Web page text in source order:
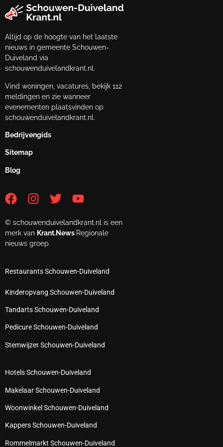
Altijd op de hoogte van het laatste
nieuws in gemeente Schouwen-
Duiveland via
schouwenduivelandkrant.nl.
Vind woningen, vacatures, bekijk 112
meldingen en zie wanneer
evenementen plaatsvinden op
schouwenduivelandkrant.nl.
Bedrijvengids
Sitemap
Blog
© schouwenduivelandkrant.nl is een
merk van Krant.News Regionale
nieuws groep.
Restaurants Schouwen-Duiveland
Kinderopvang Schouwen-Duiveland
Tandarts Schouwen-Duiveland
Pedicure Schouwen-Duiveland
Stemwijzer Schouwen-Duiveland
Hotels Schouwen-Duiveland
Makelaar Schouwen-Duiveland
Woonwinkel Schouwen-Duiveland
Kappers Schouwen-Duiveland
Rommelmarkt Schouwen-Duiveland